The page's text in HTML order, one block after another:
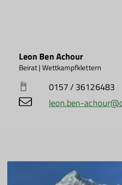
Leon Ben Achour
Beirat | Wettkampfklettern
0157 / 36126483
leon.ben-